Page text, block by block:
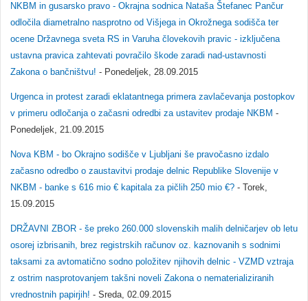
NKBM in gusarsko pravo - Okrajna sodnica Nataša Štefanec Pančur
odločila diametralno nasprotno od Višjega in Okrožnega sodišča ter
ocene Državnega sveta RS in Varuha človekovih pravic - izključena
ustavna pravica zahtevati povračilo škode zaradi nad-ustavnosti
Zakona o bančništvu! - Ponedeljek, 28.09.2015
Urgenca in protest zaradi eklatantnega primera zavlačevanja postopkov
v primeru odločanja o začasni odredbi za ustavitev prodaje NKBM -
Ponedeljek, 21.09.2015
Nova KBM - bo Okrajno sodišče v Ljubljani še pravočasno izdalo
začasno odredbo o zaustavitvi prodaje delnic Republike Slovenije v
NKBM - banke s 616 mio € kapitala za pičlih 250 mio €? - Torek,
15.09.2015
DRŽAVNI ZBOR - še preko 260.000 slovenskih malih delničarjev ob letu
osorej izbrisanih, brez registrskih računov oz. kaznovanih s sodnimi
taksami za avtomatično sodno položitev njihovih delnic - VZMD vztraja
z ostrim nasprotovanjem takšni noveli Zakona o nematerializiranih
vrednostnih papirjih! - Sreda, 02.09.2015